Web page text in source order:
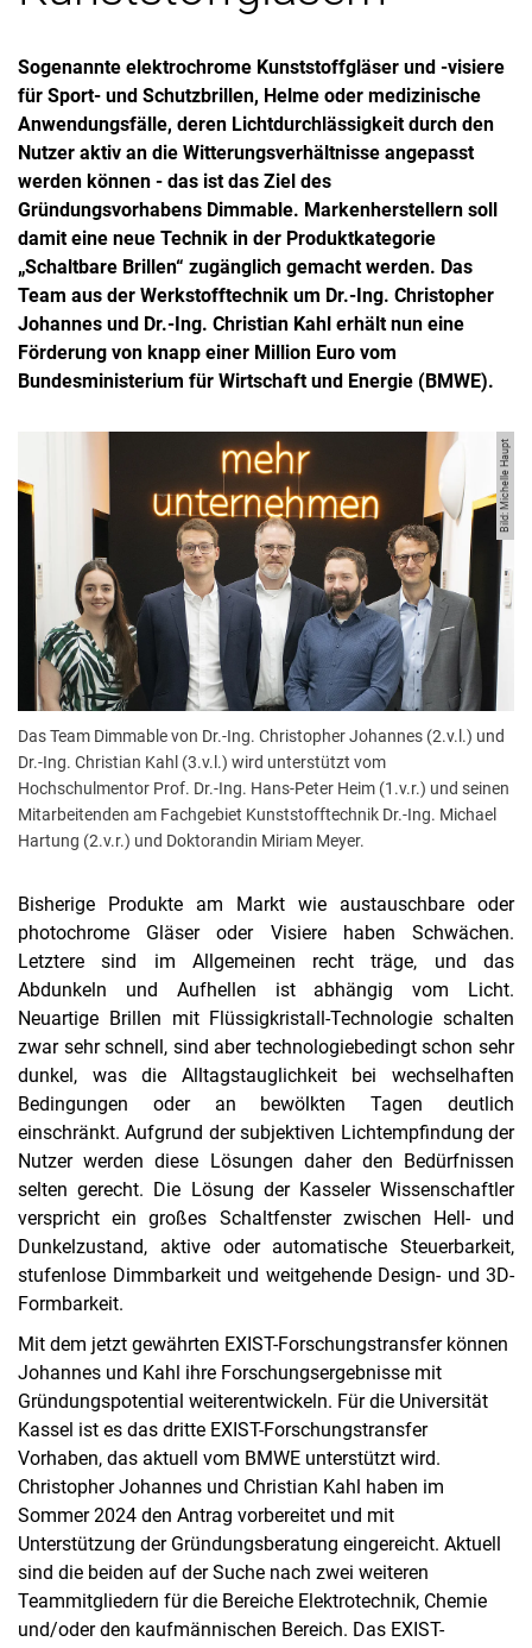
Sogenannte elektrochrome Kunststoffgläser und -visiere
für Sport- und Schutzbrillen, Helme oder medizinische
Anwendungsfälle, deren Lichtdurchlässigkeit durch den
Nutzer aktiv an die Witterungsverhältnisse angepasst
werden können - das ist das Ziel des
Gründungsvorhabens Dimmable. Markenherstellern soll
damit eine neue Technik in der Produktkategorie
„Schaltbare Brillen“ zugänglich gemacht werden. Das
Team aus der Werkstofftechnik um Dr.-Ing. Christopher
Johannes und Dr.-Ing. Christian Kahl erhält nun eine
Förderung von knapp einer Million Euro vom
Bundesministerium für Wirtschaft und Energie (BMWE).
Bild: Michelle Haupt
Das Team Dimmable von Dr.-Ing. Christopher Johannes (2.v.l.) und
Dr.-Ing. Christian Kahl (3.v.l.) wird unterstützt vom
Hochschulmentor Prof. Dr.-Ing. Hans-Peter Heim (1.v.r.) und seinen
Mitarbeitenden am Fachgebiet Kunststofftechnik Dr.-Ing. Michael
Hartung (2.v.r.) und Doktorandin Miriam Meyer.
Bisherige Produkte am Markt wie austauschbare oder
photochrome Gläser oder Visiere haben Schwächen.
Letztere sind im Allgemeinen recht träge, und das
Abdunkeln und Aufhellen ist abhängig vom Licht.
Neuartige Brillen mit Flüssigkristall-Technologie schalten
zwar sehr schnell, sind aber technologiebedingt schon sehr
dunkel, was die Alltagstauglichkeit bei wechselhaften
Bedingungen oder an bewölkten Tagen deutlich
einschränkt. Aufgrund der subjektiven Lichtempfindung der
Nutzer werden diese Lösungen daher den Bedürfnissen
selten gerecht. Die Lösung der Kasseler Wissenschaftler
verspricht ein großes Schaltfenster zwischen Hell- und
Dunkelzustand, aktive oder automatische Steuerbarkeit,
stufenlose Dimmbarkeit und weitgehende Design- und 3D-
Formbarkeit.
Mit dem jetzt gewährten EXIST-Forschungstransfer können
Johannes und Kahl ihre Forschungsergebnisse mit
Gründungspotential weiterentwickeln. Für die Universität
Kassel ist es das dritte EXIST-Forschungstransfer
Vorhaben, das aktuell vom BMWE unterstützt wird.
Christopher Johannes und Christian Kahl haben im
Sommer 2024 den Antrag vorbereitet und mit
Unterstützung der Gründungsberatung eingereicht. Aktuell
sind die beiden auf der Suche nach zwei weiteren
Teammitgliedern für die Bereiche Elektrotechnik, Chemie
und/oder den kaufmännischen Bereich. Das EXIST-